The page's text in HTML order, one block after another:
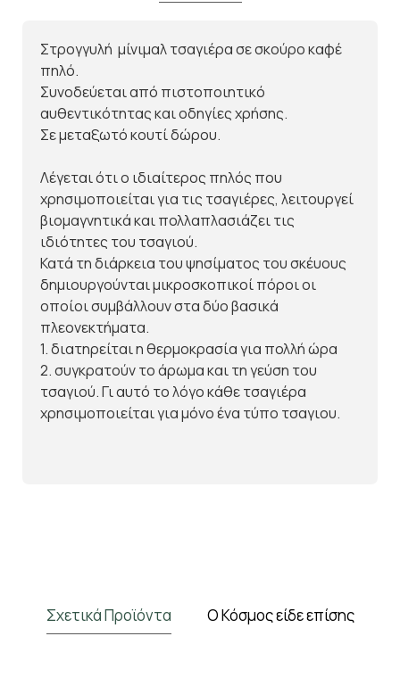
Στρογγυλή μίνιμαλ τσαγιέρα σε σκούρο καφέ
πηλό.
Συνοδεύεται από πιστοποιητικό
αυθεντικότητας και οδηγίες χρήσης.
Σε μεταξωτό κουτί δώρου.
Λέγεται ότι ο ιδιαίτερος πηλός που
χρησιμοποιείται για τις τσαγιέρες, λειτουργεί
βιομαγνητικά και πολλαπλασιάζει τις
ιδιότητες του τσαγιού.
Κατά τη διάρκεια του ψησίματος του σκέυους
δημιουργούνται μικροσκοπικοί πόροι οι
οποίοι συμβάλλουν στα δύο βασικά
πλεονεκτήματα.
1. διατηρείται η θερμοκρασία για πολλή ώρα
2. συγκρατούν το άρωμα και τη γεύση του
τσαγιού. Γι αυτό το λόγο κάθε τσαγιέρα
χρησιμοποιείται για μόνο ένα τύπο τσαγιου.
Σχετικά Προϊόντα Ο Κόσμος είδε επίσης